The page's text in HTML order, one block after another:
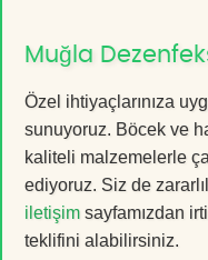
Muğla
Özel ihtiyaçlarınıza
sunuyoruz. Böcek ve
kaliteli malzemelerle
ediyoruz. Siz de
iletişim sayfamızdan
teklifini alabilirsiniz.